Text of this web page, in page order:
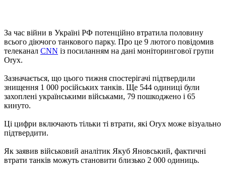
За час війни в Україні РФ потенційно втратила половину
всього діючого танкового парку. Про це 9 лютого повідомив
телеканал CNN із посиланням на дані моніторингової групи
Oryx.
Зазначається, що цього тижня спостерігачі підтвердили
знищення 1 000 російських танків. Ще 544 одиниці були
захоплені українськими військами, 79 пошкоджено і 65
кинуто.
Ці цифри включають тільки ті втрати, які Oryx може візуально
підтвердити.
Як заявив військовий аналітик Якуб Яновський, фактичні
втрати танків можуть становити близько 2 000 одиниць.